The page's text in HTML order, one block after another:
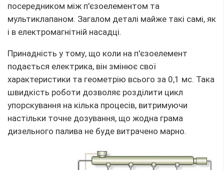
посередником між п'єзоелементом та
мультиклапаном. Загалом деталі майже такі самі, як
і в електромагнітній насадці.
Принадність у тому, що коли на п'єзоелемент
подається електрика, він змінює свої
характеристики та геометрію всього за 0,1 мс. Така
швидкість роботи дозволяє розділити цикл
упорскування на кілька процесів, витримуючи
настільки точне дозування, що жодна грама
дизельного палива не буде витрачено марно.